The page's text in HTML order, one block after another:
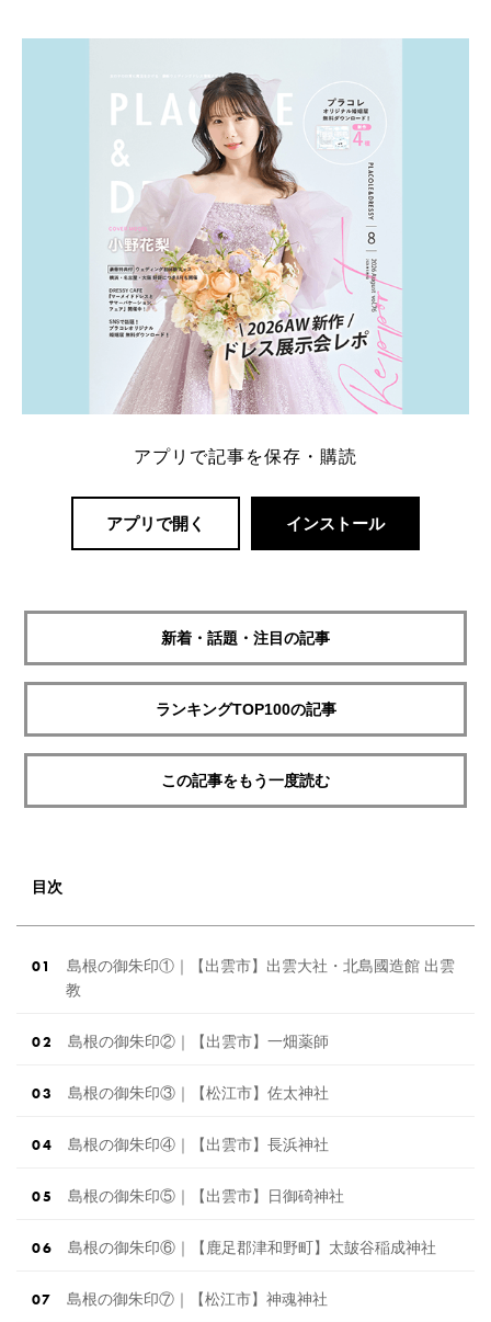
アプリで記事を保存・購読
アプリで開く インストール
新着・話題・注目の記事
ランキングTOP100の記事
この記事をもう一度読む
目次
島根の御朱印①｜【出雲市】出雲大社・北島國造館 出雲
教
島根の御朱印②｜【出雲市】一畑薬師
島根の御朱印③｜【松江市】佐太神社
島根の御朱印④｜【出雲市】長浜神社
島根の御朱印⑤｜【出雲市】日御碕神社
島根の御朱印⑥｜【鹿足郡津和野町】太皷谷稲成神社
島根の御朱印⑦｜【松江市】神魂神社